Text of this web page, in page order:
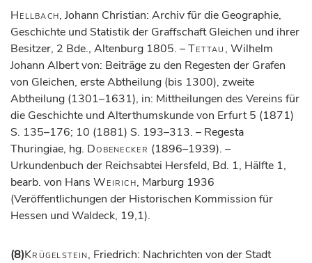
Hellbach, Johann Christian: Archiv für die Geographie,
Geschichte und Statistik der Graffschaft Gleichen und ihrer
Besitzer, 2 Bde., Altenburg 1805. –Tettau, Wilhelm
Johann Albert von: Beiträge zu den Regesten der Grafen
von Gleichen, erste Abtheilung (bis 1300), zweite
Abtheilung (1301–1631), in: Mittheilungen des Vereins für
die Geschichte und Alterthumskunde von Erfurt 5 (1871)
S. 135–176; 10 (1881) S. 193–313. – Regesta
Thuringiae, hg. Dobenecker (1896–1939). –
Urkundenbuch der Reichsabtei Hersfeld, Bd. 1, Hälfte 1,
bearb. von Hans Weirich, Marburg 1936
(Veröffentlichungen der Historischen Kommission für
Hessen und Waldeck, 19,1).
(8)Krügelstein, Friedrich: Nachrichten von der Stadt